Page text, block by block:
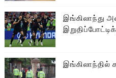
இங்கிலாந்து
இங்கிலாந்தில்